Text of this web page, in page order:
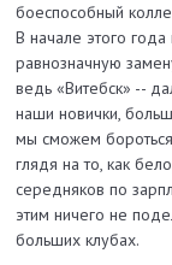
боеспособный
В начале этого
равнозначную
ведь «Витебск» --
наши новички,
мы сможем
глядя на то, как
середняков по
этим ничего не
больших клубах.